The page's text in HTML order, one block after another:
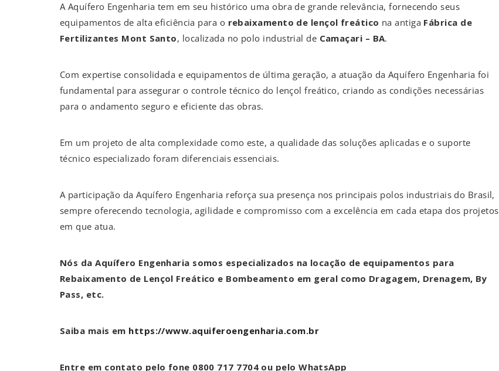
A Aquífero Engenharia tem em seu histórico uma obra de grande relevância, fornecendo seus
equipamentos de alta eficiência para o rebaixamento de lençol freático na antiga Fábrica de
Fertilizantes Mont Santo, localizada no polo industrial de Camaçari – BA.
Com expertise consolidada e equipamentos de última geração, a atuação da Aquífero Engenharia foi
fundamental para assegurar o controle técnico do lençol freático, criando as condições necessárias
para o andamento seguro e eficiente das obras.
Em um projeto de alta complexidade como este, a qualidade das soluções aplicadas e o suporte
técnico especializado foram diferenciais essenciais.
A participação da Aquífero Engenharia reforça sua presença nos principais polos industriais do Brasil,
sempre oferecendo tecnologia, agilidade e compromisso com a excelência em cada etapa dos projetos
em que atua.
Nós da Aquífero Engenharia somos especializados na locação de equipamentos para
Rebaixamento de Lençol Freático e Bombeamento em geral como Dragagem, Drenagem, By
Pass, etc.
Saiba mais em https://www.aquiferoengenharia.com.br
Entre em contato pelo fone 0800 717 7704 ou pelo WhatsApp